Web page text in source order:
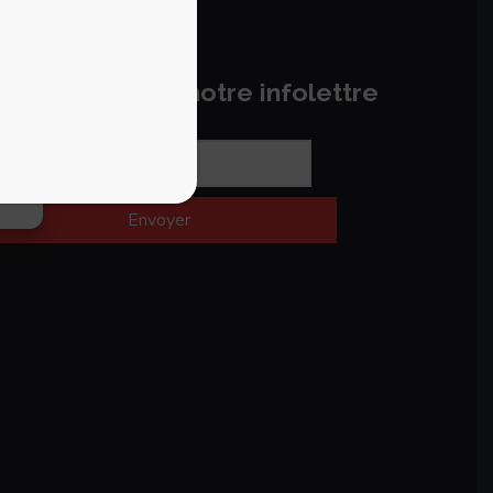
vous à notre infolettre
Envoyer